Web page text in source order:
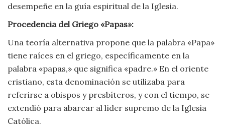
desempeñe en la guía espiritual de la Iglesia.
Procedencia del Griego «Papas»:
Una teoría alternativa propone que la palabra «Papa»
tiene raíces en el griego, específicamente en la
palabra «papas,» que significa «padre.» En el oriente
cristiano, esta denominación se utilizaba para
referirse a obispos y presbíteros, y con el tiempo, se
extendió para abarcar al líder supremo de la Iglesia
Católica.